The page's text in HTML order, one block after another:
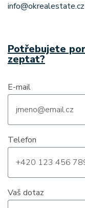
info@okrealestate.cz
Potřebujete
zeptat?
E-mail
Telefon
Vaš dotaz